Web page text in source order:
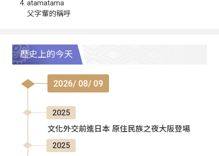
atamatama
父字輩的稱呼
歷史上的今天
2026/ 08/ 09
2025
文化外交前進日本 原住民族之夜大阪登場
2025